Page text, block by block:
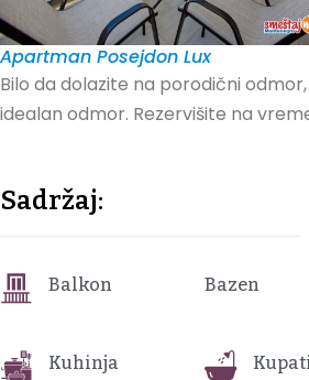
Apartman Posejdon Lux
Bilo da dolazite na porodični
idealan odmor. Rezervišite na
Sadržaj:
Balkon Bazen
Kuhinja